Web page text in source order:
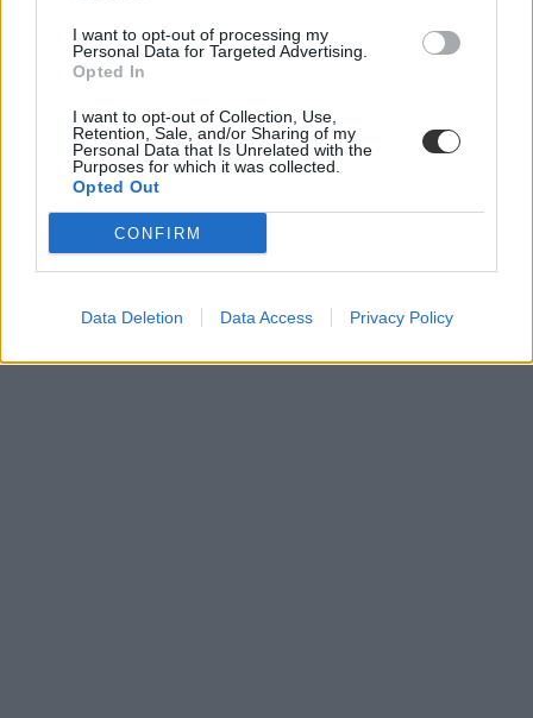
I want to opt-out of processing my
Personal Data for Targeted Advertising.
Opted In
I want to opt-out of Collection, Use,
Retention, Sale, and/or Sharing of my
Personal Data that Is Unrelated with the
Purposes for which it was collected.
Opted Out
CONFIRM
Data Deletion Data Access Privacy Policy
történelem érettségi
történelem
történelem érettségi tételek
érettségi tételek